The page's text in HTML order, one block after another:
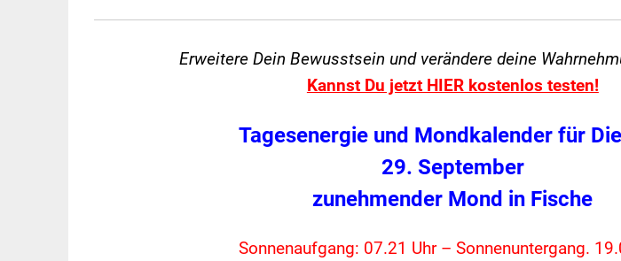
Erweitere Dein Bewusstsein und veränderedeine
Kannst Du jetzt HIER kostenlos testen!
Tagesenergie und Mondkalender für
29. September
zunehmender Mond in Fische
Sonnenaufgang: 07.21 Uhr – Sonnenuntergang.